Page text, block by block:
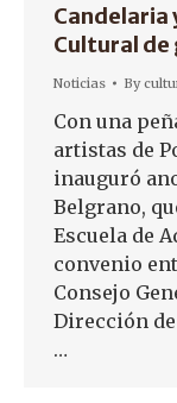
Candelaria
Cultural de
Noticias By
Con una
artistas de
inauguró
Belgrano,
Escuela de
convenio
Consejo
Dirección
…